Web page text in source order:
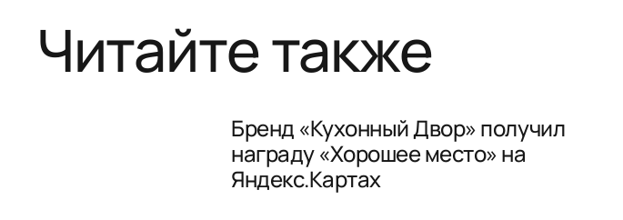
Читайте также
Бренд «Кухонный Двор» получил
награду «Хорошее место» на
Яндекс.Картах